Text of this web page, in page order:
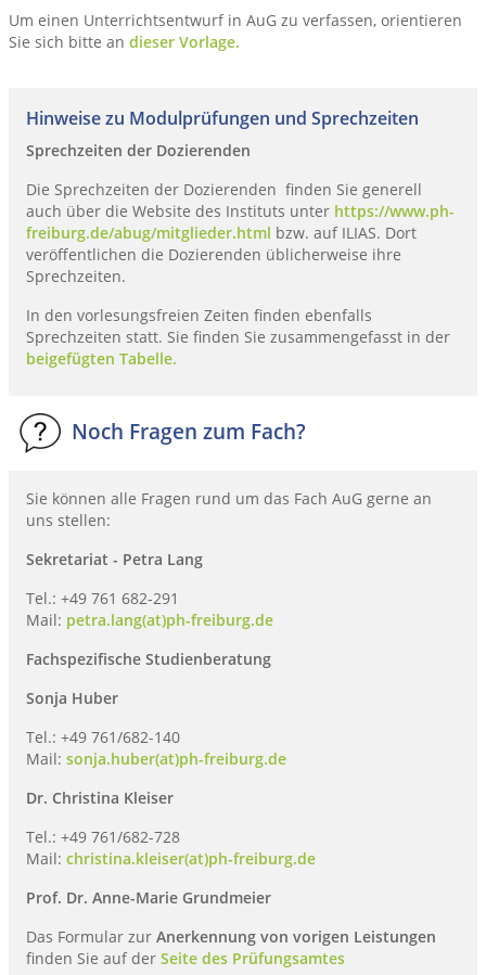
Um einen Unterrichtsentwurf in AuG zu verfassen, orientieren
Sie sich bitte an dieser Vorlage.
Hinweise zu Modulprüfungen und Sprechzeiten
Sprechzeiten der Dozierenden
Die Sprechzeiten der Dozierenden finden Sie generell
auch über die Website des Instituts unter https://www.ph-
freiburg.de/abug/mitglieder.html bzw. auf ILIAS. Dort
veröffentlichen die Dozierenden üblicherweise ihre
Sprechzeiten.
In den vorlesungsfreien Zeiten finden ebenfalls
Sprechzeiten statt. Sie finden Sie zusammengefasst in der
beigefügten Tabelle.
Noch Fragen zum Fach?
Sie können alle Fragen rund um das Fach AuG gerne an
uns stellen:
Sekretariat - Petra Lang
Tel.: +49 761 682-291
Mail: petra.lang(at)ph-freiburg.de
Fachspezifische Studienberatung
Sonja Huber
Tel.: +49 761/682-140
Mail: sonja.huber(at)ph-freiburg.de
Dr. Christina Kleiser
Tel.: +49 761/682-728
Mail: christina.kleiser(at)ph-freiburg.de
Prof. Dr. Anne-Marie Grundmeier
Das Formular zur Anerkennung von vorigen Leistungen
finden Sie auf der Seite des Prüfungsamtes